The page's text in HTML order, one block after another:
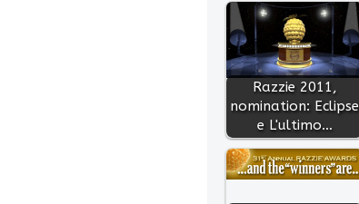
Razzie 2011,
nomination: Eclipse
e L'ultimo…